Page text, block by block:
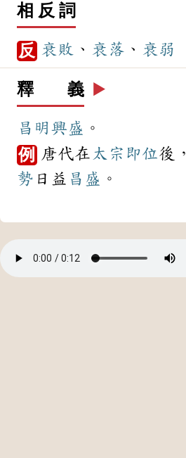
相 反 詞
反 衰敗 、 衰落 、 衰弱
釋 義 ▶️
昌明興盛 。
例 唐代在 太宗 即位後，
勢 日益 昌盛 。